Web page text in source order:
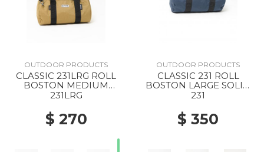
OUTDOOR PRODUCTS
CLASSIC 231LRG ROLL
BOSTON MEDIUM
SOLID BEIGE
231LRG
$ 270
OUTDOOR PRODUCTS
CLASSIC 231 ROLL
BOSTON LARGE SOLID
NAVY
231
$ 350